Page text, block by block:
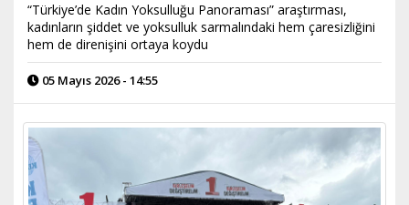
“Türkiye’de Kadın Yoksulluğu Panoraması” araştırması,
kadınların şiddet ve yoksulluk sarmalındaki hem çaresizliğini
hem de direnişini ortaya koydu
05 Mayıs 2026 - 14:55